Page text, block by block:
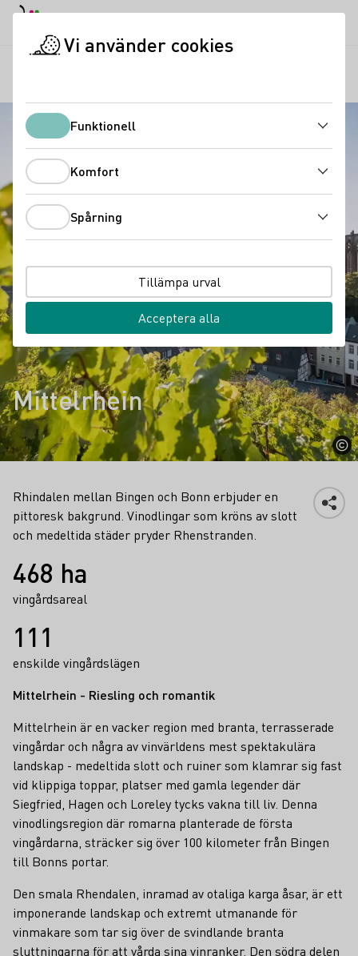
Mittelrhein
Rhindalen mellan Bingen och Bonn erbjuder en
pittoresk bakgrund. Vinodlingar som kröns av slott
och medeltida städer pryder Rhenstranden.
Fakta
468 ha
vingårdsareal
111
enskilde vingårdslägen
Mittelrhein - Riesling och romantik
Mittelrhein är en vacker region med branta, terrasserade
vingårdar och några av vinvärldens mest spektakulära
landskap - medeltida slott och ruiner som klamrar sig fast
vid klippiga toppar, platser med gamla legender där
Siegfried, Hagen och Loreley tycks vakna till liv. Denna
vinodlingsregion där romarna planterade de första
vingårdarna, sträcker sig över 100 kilometer från Bingen
till Bonns portar.
Den smala Rhendalen, inramad av otaliga karga åsar, är ett
imponerande landskap och extremt utmanande för
vinmakare som tar sig över de svindlande branta
sluttningarna för att vårda sina vinranker. Den södra delen
Vi använder cookies
FunktionellFunktionell
Komfort
Spårning
Tillämpa urval
Acceptera alla